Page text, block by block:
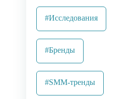
#Исследования
#Бренды
#SMM-тренды